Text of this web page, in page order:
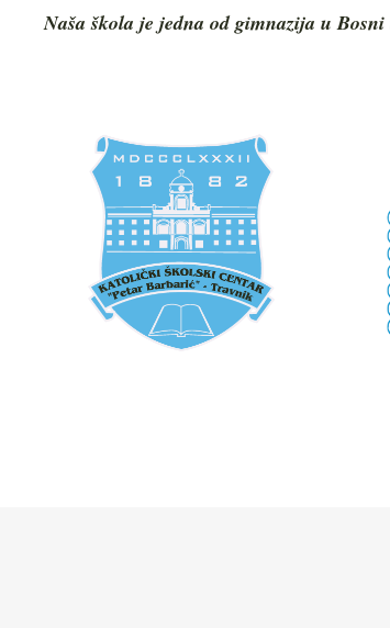
Naša škola je jedna od gimnazija u